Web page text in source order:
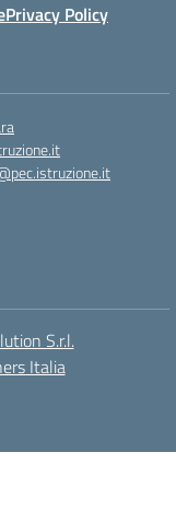
Privacy Policy
S.r.l.
Italia